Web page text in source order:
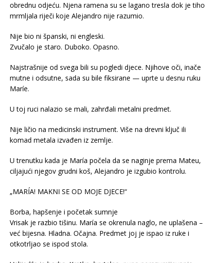
obrednu odjeću. Njena ramena su se lagano tresla dok je tiho
mrmljala riječi koje Alejandro nije razumio.
Nije bio ni španski, ni engleski.
Zvučalo je staro. Duboko. Opasno.
Najstrašnije od svega bili su pogledi djece. Njihove oči, inače
mutne i odsutne, sada su bile fiksirane — uprte u desnu ruku
Maríe.
U toj ruci nalazio se mali, zahrđali metalni predmet.
Nije ličio na medicinski instrument. Više na drevni ključ ili
komad metala izvađen iz zemlje.
U trenutku kada je María počela da se naginje prema Mateu,
ciljajući njegov grudni koš, Alejandro je izgubio kontrolu.
„MARÍA! MAKNI SE OD MOJE DJECE!“
Borba, hapšenje i početak sumnje
Vrisak je razbio tišinu. María se okrenula naglo, ne uplašena –
već bijesna. Hladna. Očajna. Predmet joj je ispao iz ruke i
otkotrljao se ispod stola.